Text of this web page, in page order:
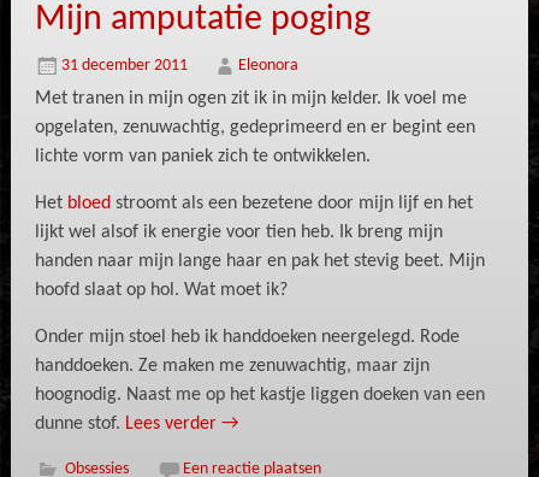
Mijn amputatie poging
31 december 2011 Eleonora
Met tranen in mijn ogen zit ik in mijn kelder. Ik voel me
opgelaten, zenuwachtig, gedeprimeerd en er begint een
lichte vorm van paniek zich te ontwikkelen.
Het bloed stroomt als een bezetene door mijn lijf en het
lijkt wel alsof ik energie voor tien heb. Ik breng mijn
handen naar mijn lange haar en pak het stevig beet. Mijn
hoofd slaat op hol. Wat moet ik?
Onder mijn stoel heb ik handdoeken neergelegd. Rode
handdoeken. Ze maken me zenuwachtig, maar zijn
hoognodig. Naast me op het kastje liggen doeken van een
dunne stof. Lees verder →
Obsessies Een reactie plaatsen